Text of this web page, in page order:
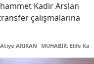
Kadir Arslan
çalışmalarına
Atiye ARIKAN MUHABİR: Elife